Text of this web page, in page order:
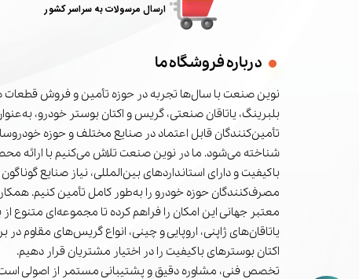
ارسال مرسولات به سراسر کشور
درباره فروشگاه ما
نوین صنعت با سال‌ها تجربه در حوزه تأمین و فروش قطعات
بلبرینگ، یاتاقان صنعتی، گریس و اکتان بوستر خودرو،
تأمین‌کنندگان قابل اعتماد در صنایع مختلف و حوزه
شناخته می‌شود. ما در نوین صنعت تلاش می‌کنیم با ارائه
باکیفیت و دارای استانداردهای بین‌المللی، نیاز صنایع
مصرف‌کنندگان حوزه خودرو را به‌طور کامل تأمین کنیم.
معتبر جهانی این امکان را فراهم کرده تا مجموعه‌ای متنوع از
یاتاقان‌های ژاپنی، اروپایی و چینی، انواع گریس‌های مقاوم در
اکتان بوسترهای باکیفیت را در اختیار مشتریان قرار دهیم.
تخصص فنی، مشاوره دقیق و پشتیبانی مستمر از اصولی